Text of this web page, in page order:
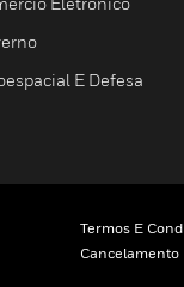
E Defesa
Termos E
Cancelamento